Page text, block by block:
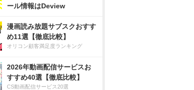
ール情報はDeview
漫画読み放題サブスクおすす
め11選【徹底比較】
オリコン顧客満足度ランキング
2026年動画配信サービスお
すすめ40選【徹底比較】
CS動画配信サービス20選